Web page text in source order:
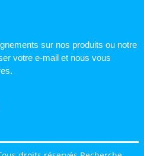
sur nos produits ou notre
votre e-mail et nous vous